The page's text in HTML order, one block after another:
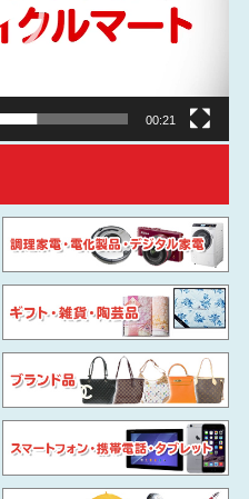
00:21